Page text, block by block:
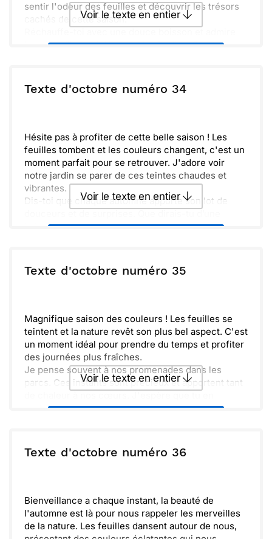
sentir l'odeur des feuilles et découvrir les trésors
cachés de cette saison.
les citrouilles qui décorent les jardins. C'est
Hâte de te voir bientôt et de célébrer ensemble les
joies de l’automne.
Voir le texte en entier
ou : Copier Recevoir par mail
Texte d'octobre numéro 34
Hésite pas à profiter de cette belle saison ! Les
feuilles tombent et les couleurs changent, c'est un
moment parfait pour se retrouver. J'adore voir
notre jardin se parer de ces teintes chaudes et
vibrantes.
Dis-toi que chaque automne apporte son lot de
balade en forêt ensemble bientôt ' N’oublions pas
ces instants chaleureux.
Voir le texte en entier
ou : Copier Recevoir par mail
Texte d'octobre numéro 35
Magnifique saison des couleurs ! Les feuilles se
teintent et la nature revêt son plus bel aspect. C'est
un moment idéal pour prendre du temps et profiter
des journées plus fraîches.
Je pense souvent à nos promenades dans les
parcs. Ces instants sont précieux et apportent tant
profites aussi et que tu trouves du temps pour te
tout ce qu'il faut pour apprécier ces journées.
Passe un bon mois d'octobre et n'oublie pas de
Voir le texte en entier
ou : Copier Recevoir par mail
Texte d'octobre numéro 36
Bienveillance a chaque instant, la beauté de
l'automne est là pour nous rappeler les merveilles
de la nature. Les feuilles dansent autour de nous,